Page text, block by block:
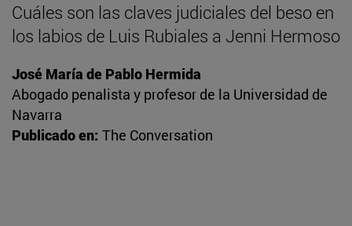
Cuáles son las claves judiciales del beso en
los labios de Luis Rubiales a Jenni Hermoso
José María de Pablo Hermida
Abogado penalista y profesor de la Universidad de
Navarra
Publicado en: The Conversation